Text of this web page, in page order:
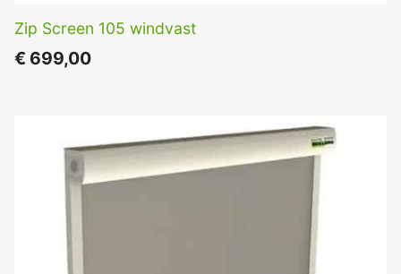
Zip Screen 105 windvast
€ 699,00